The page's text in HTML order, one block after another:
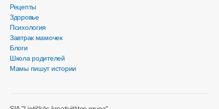
Рецепты
Здоровье
Психология
Завтрак мамочек
Блоги
Школа родителей
Мамы пишут истории